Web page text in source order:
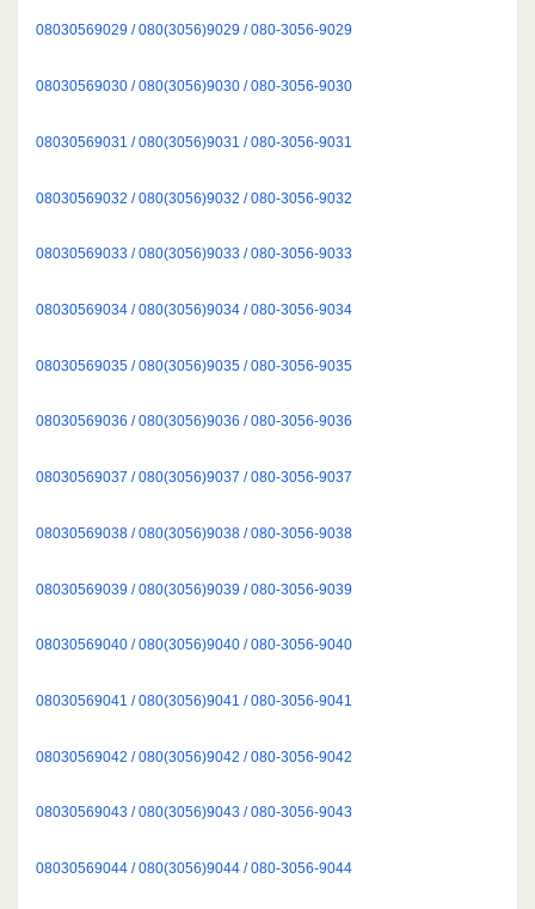
08030569029 / 080(3056)9029 / 080-3056-9029
08030569030 / 080(3056)9030 / 080-3056-9030
08030569031 / 080(3056)9031 / 080-3056-9031
08030569032 / 080(3056)9032 / 080-3056-9032
08030569033 / 080(3056)9033 / 080-3056-9033
08030569034 / 080(3056)9034 / 080-3056-9034
08030569035 / 080(3056)9035 / 080-3056-9035
08030569036 / 080(3056)9036 / 080-3056-9036
08030569037 / 080(3056)9037 / 080-3056-9037
08030569038 / 080(3056)9038 / 080-3056-9038
08030569039 / 080(3056)9039 / 080-3056-9039
08030569040 / 080(3056)9040 / 080-3056-9040
08030569041 / 080(3056)9041 / 080-3056-9041
08030569042 / 080(3056)9042 / 080-3056-9042
08030569043 / 080(3056)9043 / 080-3056-9043
08030569044 / 080(3056)9044 / 080-3056-9044